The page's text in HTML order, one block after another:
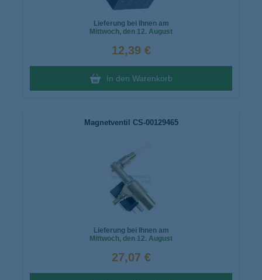
Lieferung bei Ihnen am
Mittwoch, den 12. August
12,39 €
In den Warenkorb
Magnetventil CS-00129465
Lieferung bei Ihnen am
Mittwoch, den 12. August
27,07 €